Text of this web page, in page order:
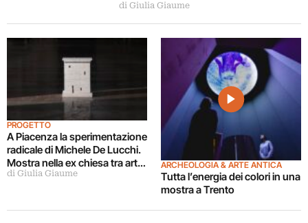
di Giulia Giaume
PROGETTO
A Piacenza la sperimentazione
radicale di Michele De Lucchi.
Mostra nella ex chiesa tra arte,
design e architettura
di Giulia Giaume
ARCHEOLOGIA & ARTE ANTICA
Tutta l’energia dei colori in una
mostra a Trento